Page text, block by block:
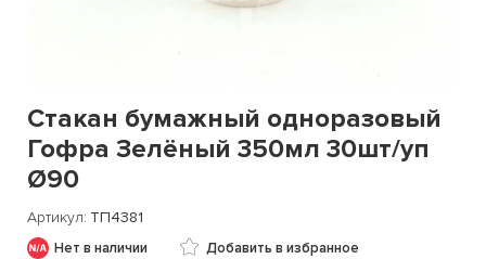
Стакан бумажный одноразовый
Гофра Зелёный 350мл 30шт/уп
Ø90
Артикул ТП4381
Нет в наличии Добавить в избранное